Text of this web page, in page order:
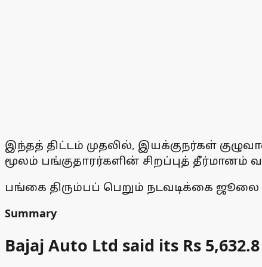
இந்தத் திட்டம் முதலில், இயக்குநர்கள்
மூலம் பங்குதாரர்களின் சிறப்புத் தீர்மானம்
பங்கை திரும்பப் பெறும் நடவடிக்கை
Summary
Bajaj Auto Ltd said its Rs